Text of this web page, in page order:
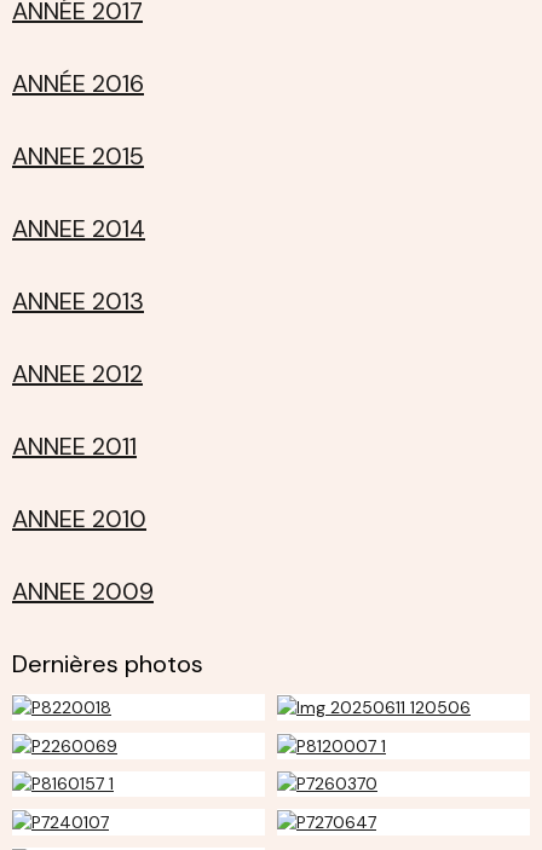
ANNÉE 2017
ANNÉE 2016
ANNEE 2015
ANNEE 2014
ANNEE 2013
ANNEE 2012
ANNEE 2011
ANNEE 2010
ANNEE 2009
Dernières photos